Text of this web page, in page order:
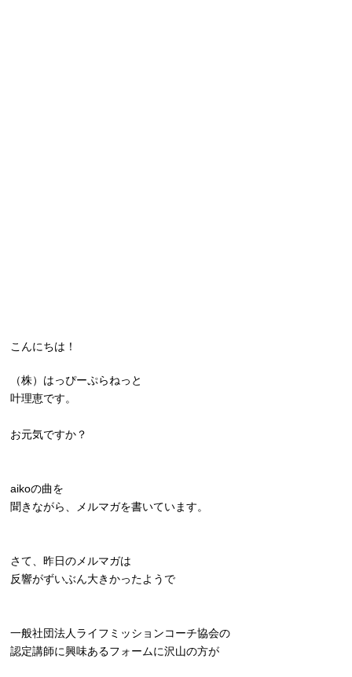
こんにちは！
（株）はっぴーぷらねっと
叶理恵です。
お元気ですか？
aikoの曲を
聞きながら、メルマガを書いています。
さて、昨日のメルマガは
反響がずいぶん大きかったようで
一般社団法人ライフミッションコーチ協会の
認定講師に興味あるフォームに沢山の方が